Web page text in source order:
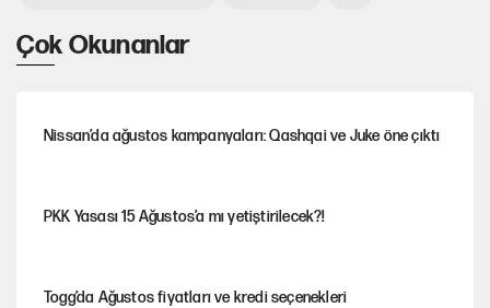
Çok Okunanlar
Nissan’da ağustos kampanyaları: Qashqai ve Juke öne çıktı
PKK Yasası 15 Ağustos’a mı yetiştirilecek?!
Togg’da Ağustos fiyatları ve kredi seçenekleri